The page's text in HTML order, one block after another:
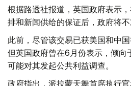
根据路透社报道，英国政府表示
排和新闻供给的保证后，政府将不
此前，尽管该交易已获美国和中
但英国政府曾在6月份表示，倾向
可能对其发起公共利益调查。
政府指出，派拉蒙天舞首席执行